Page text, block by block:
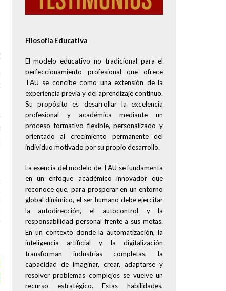
Filosofía Educativa
El modelo educativo no tradicional para el
perfeccionamiento profesional que ofrece
TAU se concibe como una extensión de la
experiencia previa y del aprendizaje continuo.
Su propósito es desarrollar la excelencia
profesional y académica mediante un
proceso formativo flexible, personalizado y
orientado al crecimiento permanente del
individuo motivado por su propio desarrollo.
La esencia del modelo de TAU se fundamenta
en un enfoque académico innovador que
reconoce que, para prosperar en un entorno
global dinámico, el ser humano debe ejercitar
la autodirección, el autocontrol y la
responsabilidad personal frente a sus metas.
En un contexto donde la automatización, la
inteligencia artificial y la digitalización
transforman industrias completas, la
capacidad de imaginar, crear, adaptarse y
resolver problemas complejos se vuelve un
recurso estratégico. Estas habilidades,